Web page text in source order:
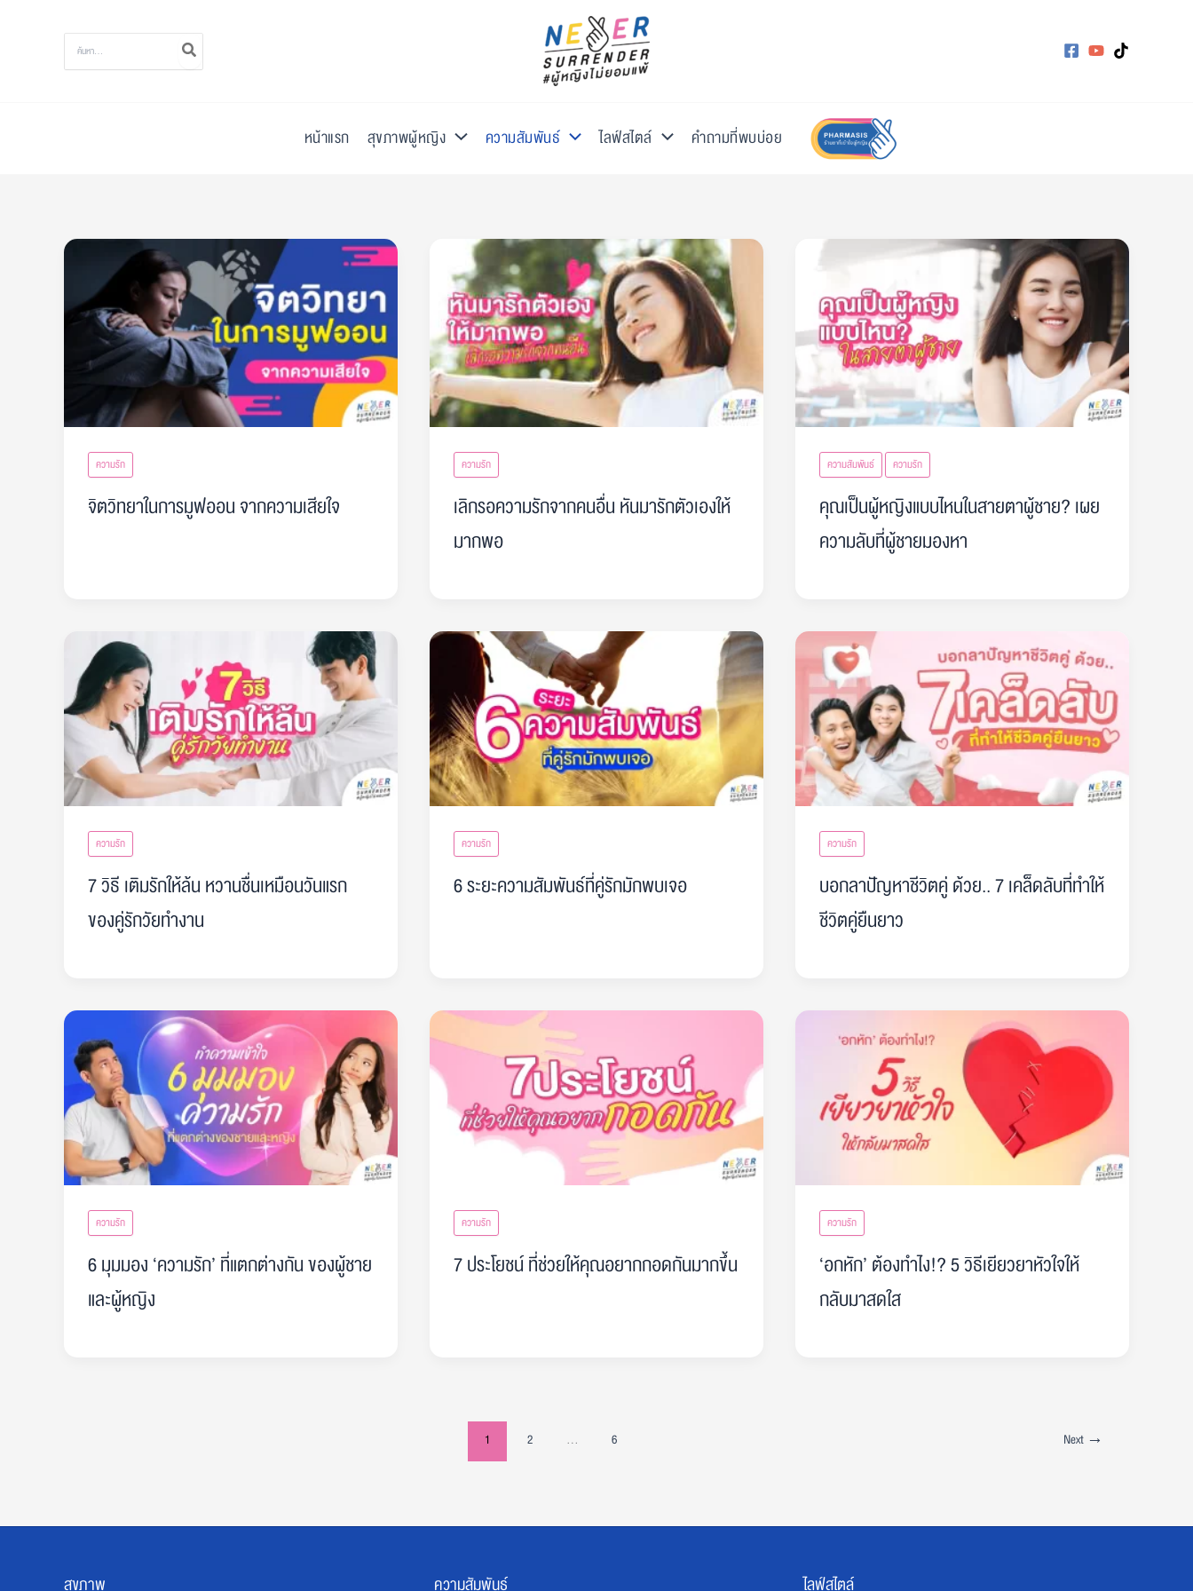
หน้าแรก สุขภาพผู้หญิง ความสัมพันธ์ ไลฟ์สไตล์ คำถามที่พบบ่อย
ความรัก
จิตวิทยาในการมูฟออน จากความเสียใจ
ความรัก
เลิกรอความรักจากคนอื่น หันมารักตัวเองให้
มากพอ
ความสัมพันธ์ ความรัก
คุณเป็นผู้หญิงแบบไหนในสายตาผู้ชาย? เผย
ความลับที่ผู้ชายมองหา
ความรัก
7 วิธี เติมรักให้ล้น หวานชื่นเหมือนวันแรก
ของคู่รักวัยทำงาน
ความรัก
6 ระยะความสัมพันธ์ที่คู่รักมักพบเจอ
ความรัก
บอกลาปัญหาชีวิตคู่ ด้วย.. 7 เคล็ดลับที่ทำให้
ชีวิตคู่ยืนยาว
ความรัก
6 มุมมอง ‘ความรัก’ ที่แตกต่างกัน ของผู้ชาย
และผู้หญิง
ความรัก
7 ประโยชน์ ที่ช่วยให้คุณอยากกอดกันมากขึ้น
ความรัก
‘อกหัก’ ต้องทำไง!? 5 วิธีเยียวยาหัวใจให้
กลับมาสดใส
1 2 … 6 Next →
สุขภาพ ความสัมพันธ์ ไลฟ์สไตล์